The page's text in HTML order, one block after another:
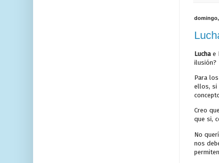
domingo,
Lucha e
ilusión?
Para
ellos, si
Creo
que si,
No
nos